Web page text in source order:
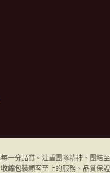
一分品質。注重團隊精神、團結至
收縮包裝顧客至上的服務、品質保證